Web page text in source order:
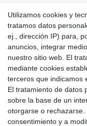
Aviso legal
Utilizamos cookies y
tratamos datos
ej., dirección IP) para,
anuncios, integrar
nuestro sitio web. El
mediante cookies
terceros que indicamos
El tratamiento de datos
sobre la base de un
otorgarse o
consentimiento y a